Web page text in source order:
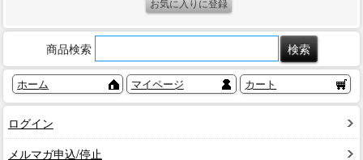
商品検索
ホーム マイページ カート
ログイン
メルマガ申込/停止